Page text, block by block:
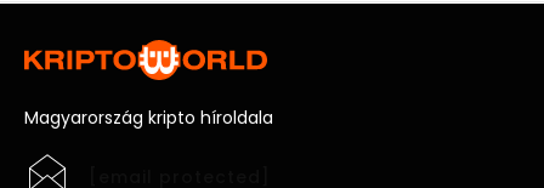
Magyarország kripto híroldala